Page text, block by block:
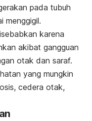
pada tubuh
menggigil.
karena
akibat gangguan
otak dan saraf.
yang mungkin
, cedera otak,